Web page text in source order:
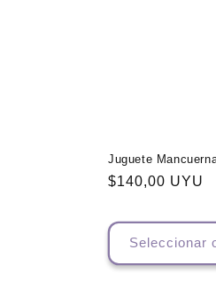
Juguete
Precio
$140,00 UYU
Seleccionar